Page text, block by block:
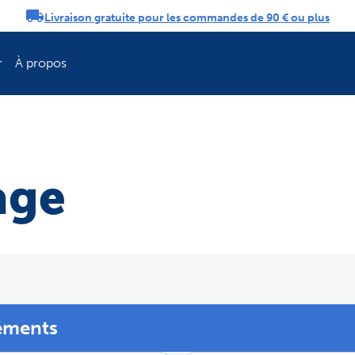
Livraison gratuite pour les commandes de 90 € ou plus
À propos